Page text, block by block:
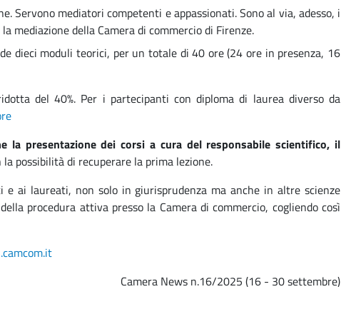
Servono mediatori competenti e appassionati. Sono al via, adesso, i
mediazione della Camera di commercio di Firenze.
dieci moduli teorici, per un totale di 40 ore (24 ore in presenza, 16
del 40%. Per i partecipanti con diploma di laurea diverso da
la presentazione dei corsi a cura del responsabile scientifico, il
la possibilità di recuperare la prima lezione.
ai laureati, non solo in giurisprudenza ma anche in altre scienze
procedura attiva presso la Camera di commercio, cogliendo così
Camera News n.16/2025 (16 - 30 settembre)